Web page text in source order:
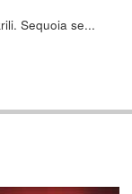
Sequoia se...